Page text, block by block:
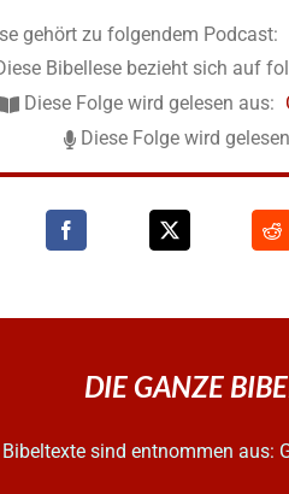
gehört zu folgendem Podcast:
Bibellese bezieht sich auf
Diese Folge wird gelesen aus:
Diese Folge wird
DIE GANZE
Bibeltexte sind entnommen aus: